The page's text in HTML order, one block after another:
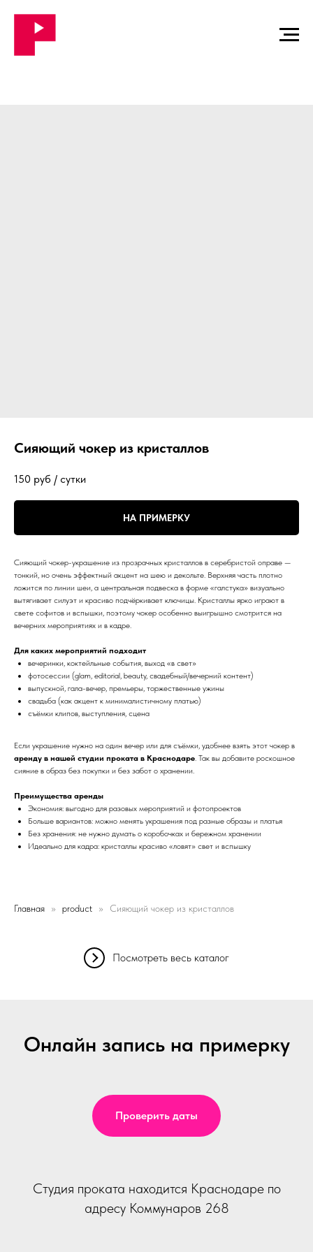
Сияющий чокер из кристаллов
150 руб / сутки
НА ПРИМЕРКУ
Сияющий чокер-украшение из прозрачных кристаллов в серебристой оправе —
тонкий, но очень эффектный акцент на шею и декольте. Верхняя часть плотно
ложится по линии шеи, а центральная подвеска в форме «галстука» визуально
вытягивает силуэт и красиво подчёркивает ключицы. Кристаллы ярко играют в
свете софитов и вспышки, поэтому чокер особенно выигрышно смотрится на
вечерних мероприятиях и в кадре.
Для каких мероприятий подходит
вечеринки, коктейльные события, выход «в свет»
фотосессии (glam, editorial, beauty, свадебный/вечерний контент)
выпускной, гала-вечер, премьеры, торжественные ужины
свадьба (как акцент к минималистичному платью)
съёмки клипов, выступления, сцена
Если украшение нужно на один вечер или для съёмки, удобнее взять этот чокер в
аренду в нашей студии проката в Краснодаре. Так вы добавите роскошное
сияние в образ без покупки и без забот о хранении.
Преимущества аренды
Экономия: выгодно для разовых мероприятий и фотопроектов
Больше вариантов: можно менять украшения под разные образы и платья
Без хранения: не нужно думать о коробочках и бережном хранении
Идеально для кадра: кристаллы красиво «ловят» свет и вспышку
Главная product Сияющий чокер из кристаллов
Посмотреть весь каталог
Онлайн запись на примерку
Проверить даты
Студия проката находится Краснодаре по
адресу Коммунаров 268